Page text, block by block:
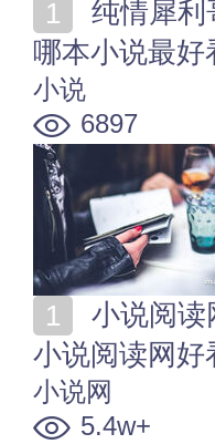
哪本小说最好
小说
6897
小说阅读网好
小说网
5.4w+